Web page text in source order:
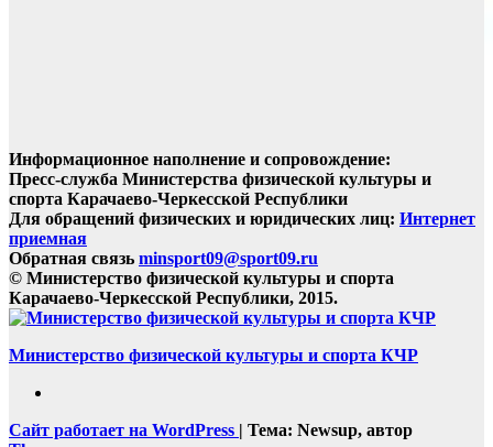
Информационное наполнение и сопровождение:
Пресс-служба Министерства физической культуры и
спорта Карачаево-Черкесской Республики
Для обращений физических и юридических лиц: Интернет
приемная
Обратная связь minsport09@sport09.ru
© Министерство физической культуры и спорта
Карачаево-Черкесской Республики, 2015.
Министерство физической культуры и спорта КЧР
Сайт работает на WordPress | Тема: Newsup, автор